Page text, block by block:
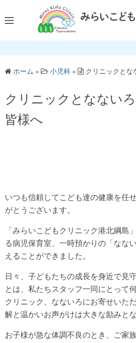
ン
ツ
へ
ッ
プ
ホーム » 小児科 » クリニックとな
クリニックとなない
皆様へ
いつも信頼してこども達の健康を任
がとうございます。
「みらいこどもクリニック港北綱島
る病児保育室、一時預かりの「なな
えることができました。
日々、子どもたちの成長を身近で見
とは、私たちスタッフ一同にとって
クリニック、なないろにお寄せいた
解と温かいお声がけは大きな励みと
お子様が急な体調不良のとき、ご家